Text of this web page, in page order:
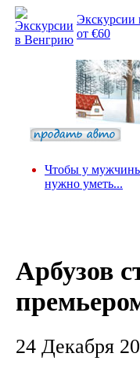
от €60
Чтобы у
нужно уметь...
Арбузов
24 Декабря